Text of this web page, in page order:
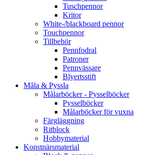
Tuschpennor
Kritor
White-/blackboard pennor
Touchpennor
Tillbehör
Pennfodral
Patroner
Pennvässare
Blyertsstift
Måla & Pyssla
Målarböcker - Pysselböcker
Pysselböcker
Målarböcker för vuxna
Färgläggning
Ritblock
Hobbymaterial
Konstnärsmaterial